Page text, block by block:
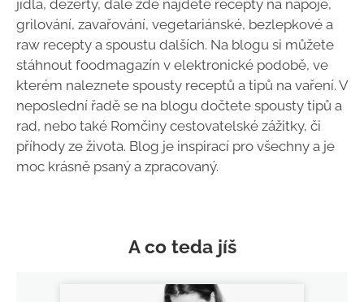
jídla, dezerty, dále zde najdete recepty na nápoje,
grilování, zavařování, vegetariánské, bezlepkové a
raw recepty a spoustu dalších. Na blogu si můžete
stáhnout foodmagazín v elektronické podobě, ve
kterém naleznete spousty receptů a tipů na vaření. V
neposlední řadě se na blogu dočtete spousty tipů a
rad, nebo také Romčiny cestovatelské zážitky, či
příhody ze života. Blog je inspirací pro všechny a je
moc krásně psaný a zpracovaný.
A co teda jíš